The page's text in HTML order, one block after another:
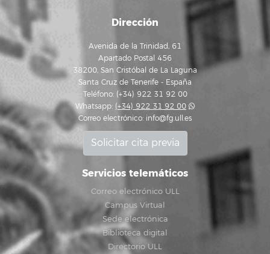
Dirección
Avenida de la Trinidad, 61
Apartado Postal 456
38200, San Cristóbal de La Laguna
Santa Cruz de Tenerife - España
Teléfono: (+34) 922 31 92 00
Whatsapp: (+34) 922 31 92 00
Correo electrónico: info@fg.ull.es
Solicitar cita previa
Servicios telemáticos
Correo electrónico ULL
Campus Virtual
Sede electrónica
Biblioteca digital
Directorio ULL